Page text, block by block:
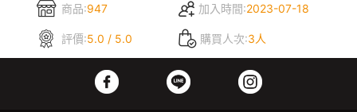
商品:947 加入時間:2023-07-18
評價:5.0 / 5.0 購買人次:3人